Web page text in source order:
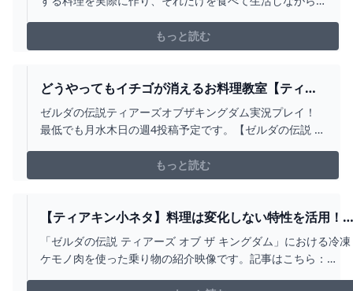
冒険を、ぜひ総集編でご覧ください！その１：
https://youtu.be/qV2TW-a44vsその２：
もっと読む
どうやってもイチゴが消えるお料理教室【ティア
キン】 - YOUTUBE
ゼルダの伝説ティアーズオブザキングダム実況プレイ！
最低でも月水木日の週4投稿予定です。【ゼルダの伝説 テ
https://www.youtube.com/playlist?
list=PL4ON_4BM66SMVyyxWCFQ-YKG_CBCKMXmd▽お
もっと読む
【ティアキン小ネタ】料理は変化しない特性を活用！
「凍結食材」を使った水陸両用乗り物で快適移動 -
YOUTUBE
「ゼルダの伝説 ティアーズ オブ ザ キングダム」における冷凍
ケモノ肉を使った乗り物の紹介映像です。記事はこちら：